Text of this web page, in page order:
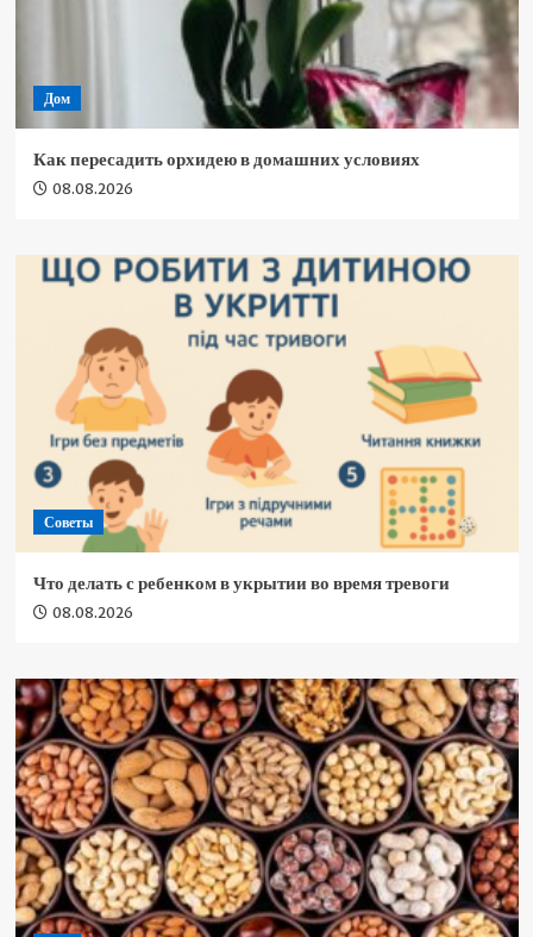
Дом
Как пересадить орхидею в домашних условиях
08.08.2026
Советы
Что делать с ребенком в укрытии во время тревоги
08.08.2026